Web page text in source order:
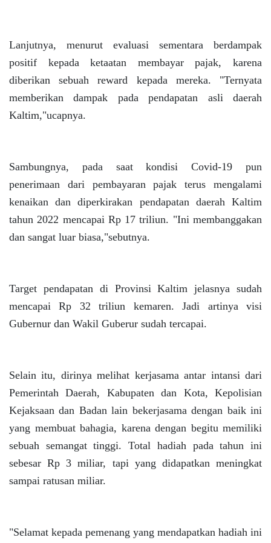
Lanjutnya, menurut evaluasi sementara berdampak
positif kepada ketaatan membayar pajak, karena
diberikan sebuah reward kepada mereka. "Ternyata
memberikan dampak pada pendapatan asli daerah
Kaltim,"ucapnya.
Sambungnya, pada saat kondisi Covid-19 pun
penerimaan dari pembayaran pajak terus mengalami
kenaikan dan diperkirakan pendapatan daerah Kaltim
tahun 2022 mencapai Rp 17 triliun. "Ini membanggakan
dan sangat luar biasa,"sebutnya.
Target pendapatan di Provinsi Kaltim jelasnya sudah
mencapai Rp 32 triliun kemaren. Jadi artinya visi
Gubernur dan Wakil Guberur sudah tercapai.
Selain itu, dirinya melihat kerjasama antar intansi dari
Pemerintah Daerah, Kabupaten dan Kota, Kepolisian
Kejaksaan dan Badan lain bekerjasama dengan baik ini
yang membuat bahagia, karena dengan begitu memiliki
sebuah semangat tinggi. Total hadiah pada tahun ini
sebesar Rp 3 miliar, tapi yang didapatkan meningkat
sampai ratusan miliar.
"Selamat kepada pemenang yang mendapatkan hadiah ini